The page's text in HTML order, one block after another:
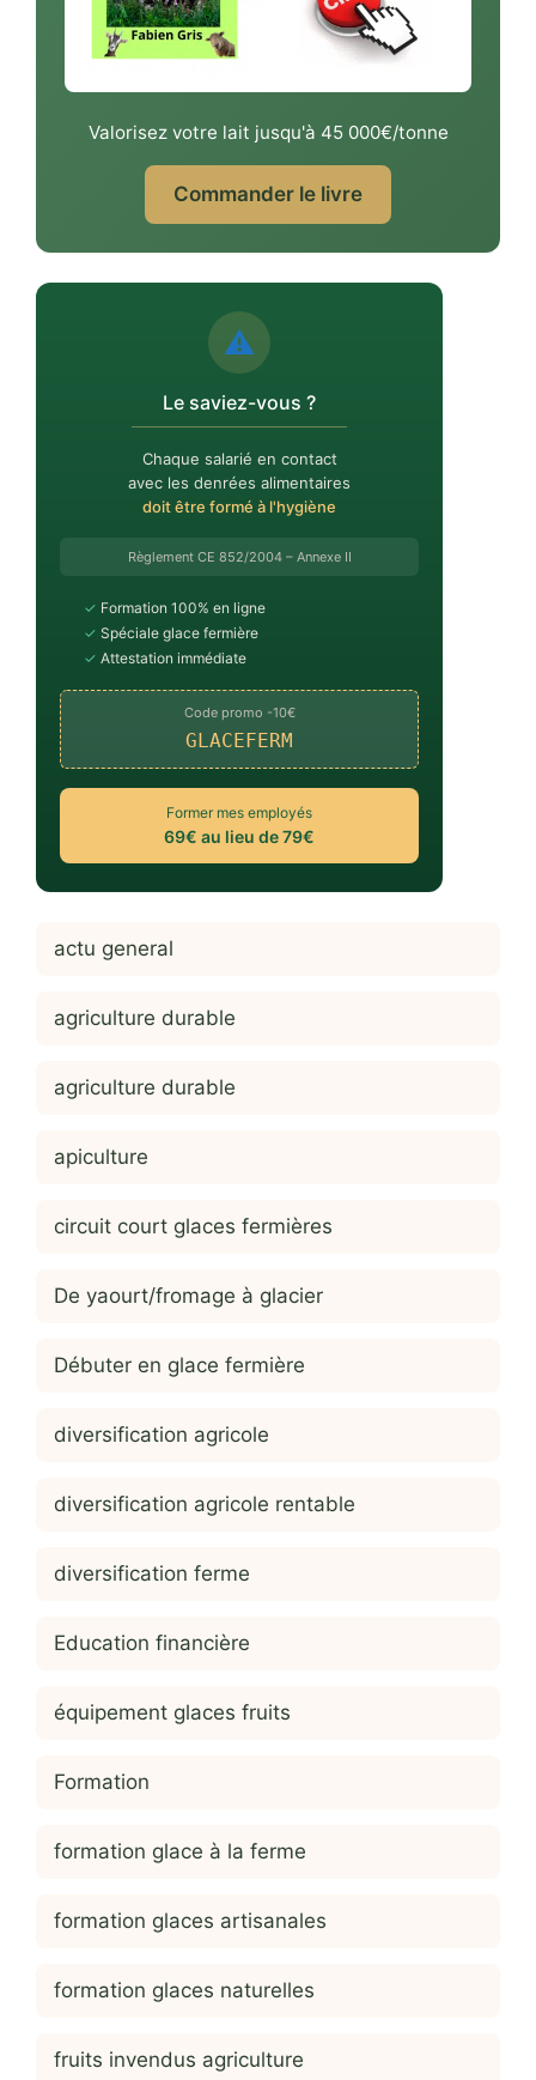
Valorisez votre lait jusqu'à 45 000€/tonne
Commander le livre
⚠️
Le saviez-vous ?
Chaque salarié en contact
avec les denrées alimentaires
doit être formé à l'hygiène
Règlement CE 852/2004 – Annexe II
✓ Formation 100% en ligne
✓ Spéciale glace fermière
✓ Attestation immédiate
Code promo -10€
GLACEFERM
Former mes employés
69€ au lieu de 79€
actu general
agriculture durable
agriculture durable
apiculture
circuit court glaces fermières
De yaourt/fromage à glacier
Débuter en glace fermière
diversification agricole
diversification agricole rentable
diversification ferme
Education financière
équipement glaces fruits
Formation
formation glace à la ferme
formation glaces artisanales
formation glaces naturelles
fruits invendus agriculture